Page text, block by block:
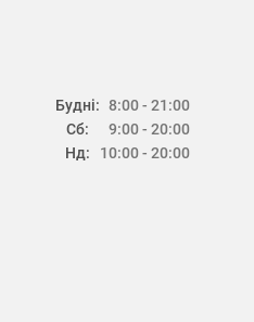
Будні:
Сб:
Нд:
8:00 - 21:00
9:00 - 20:00
10:00 - 20:00